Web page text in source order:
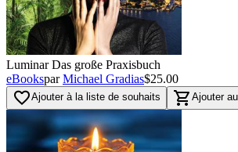
Luminar Das große Praxisbuch
eBookspar Michael Gradias$25.00
favorite_borderAjouter à la liste de souhaits shopping_cart Ajouter